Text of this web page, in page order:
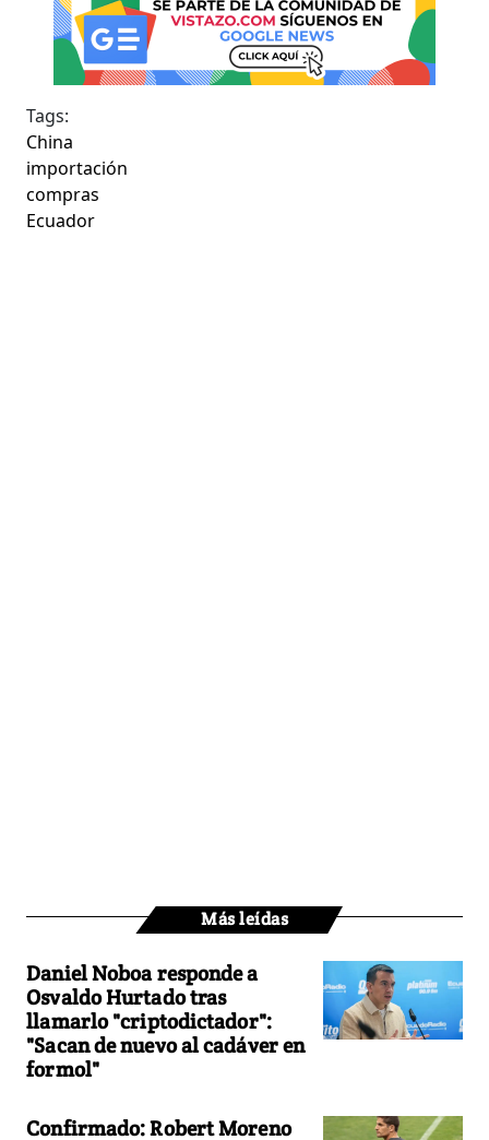
Tags:
China
importación
compras
Ecuador
Más leídas
Daniel Noboa responde a
Osvaldo Hurtado tras
llamarlo "criptodictador":
"Sacan de nuevo al cadáver en
formol"
Confirmado: Robert Moreno